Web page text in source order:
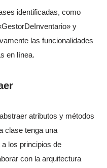
identificadas, como
y
las funcionalidades
en línea.
atributos y métodos
clase tenga una
los principios de
con la arquitectura